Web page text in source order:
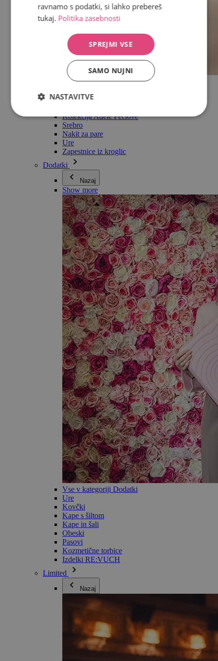
Vse v kategoriji Nakit
Zapestnice
Kolekcija Adéle Pečlové
Srebro
Nakit za pare
Ure
Zapestnice iz kroglic
Dodatki
Nazaj
Show more
Vse v kategoriji Dodatki
Ure
Kovčki
Kape s šiltom
Kape in šali
Obeski
Pasovi
Kozmetične torbice
Izdelki RE:VUCH
Limited
Nazaj
ravnamo s podatki, si lahko prebereš
tukaj. Politika zasebnosti
SPREJMI VSE
SAMO NUJNI
NASTAVITVE